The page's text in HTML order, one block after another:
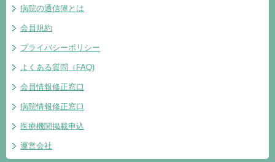
病院の通信簿とは
会員規約
プライバシーポリシー
よくある質問（FAQ)
会員情報修正窓口
病院情報修正窓口
医療機関掲載申込
運営会社